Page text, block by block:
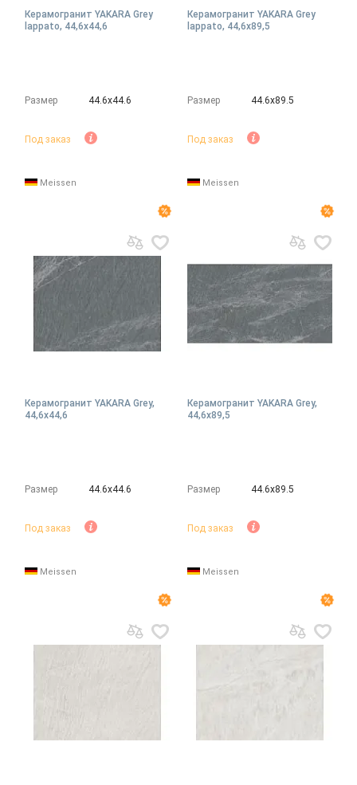
Керамогранит YAKARA Grey
lappato, 44,6x44,6
Размер 44.6х44.6
Под заказ
Meissen
Керамогранит YAKARA Grey
lappato, 44,6x89,5
Размер 44.6х89.5
Под заказ
Meissen
Керамогранит YAKARA Grey,
44,6x44,6
Размер 44.6х44.6
Под заказ
Meissen
Керамогранит YAKARA Grey,
44,6x89,5
Размер 44.6х89.5
Под заказ
Meissen